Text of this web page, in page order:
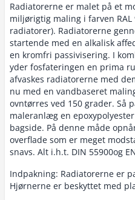
Radiatorerne er malet på et
miljørigtig maling i farven
radiatorer). Radiatorerne
startende med en alkalisk
en kromfri passivisering. I
yder fosfateringen en prima
afvaskes radiatorerne med
nu med en vandbaseret
ovntørres ved 150 grader. Så
maleranlæg en
bagside. På denne måde
overflade som er meget
snavs. Alt i.h.t. DIN 55900og
Indpakning: Radiatorerne er
Hjørnerne er beskyttet med